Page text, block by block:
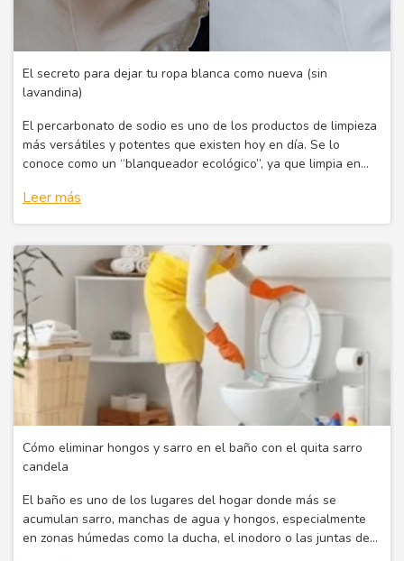
El secreto para dejar tu ropa blanca como nueva (sin
lavandina)
El percarbonato de sodio es uno de los productos de limpieza
más versátiles y potentes que existen hoy en día. Se lo
conoce como un “blanqueador ecológico”, ya que limpia en
Leer más
Cómo eliminar hongos y sarro en el baño con el quita sarro
candela
El baño es uno de los lugares del hogar donde más se
acumulan sarro, manchas de agua y hongos, especialmente
en zonas húmedas como la ducha, el inodoro o las juntas de